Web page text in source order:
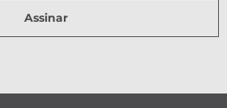
Assinar